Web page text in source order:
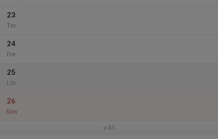
23
Tor
24
Fre
25
Lör
26
Sön
v.31